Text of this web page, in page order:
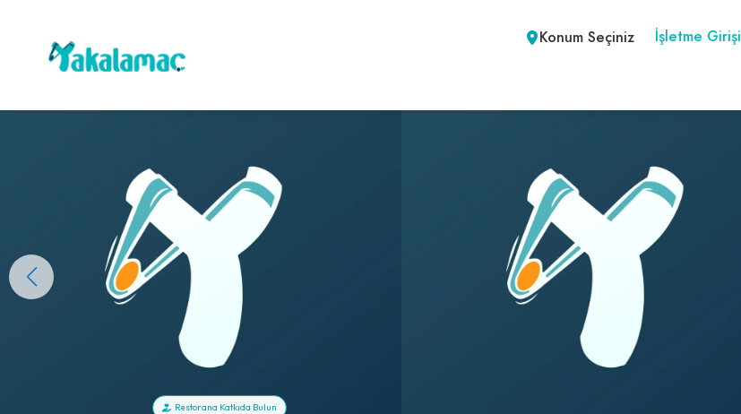
Konum Seçiniz İşletme Girişi
Restorana Katkıda Bulun